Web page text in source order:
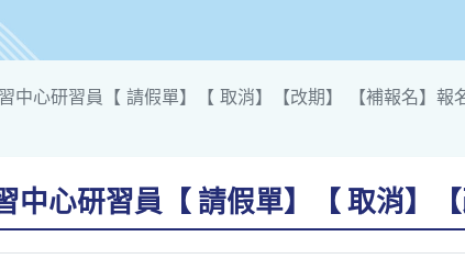
中心研習員【 請假單】【 取消】【改期】 【補報名】報
中心研習員【 請假單】【 取消】